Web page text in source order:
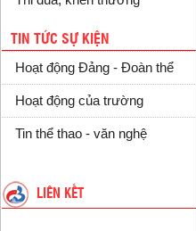
TIN TỨC SỰ KIỆN
Hoạt động Đảng - Đoàn thể
Hoạt động của trường
Tin thể thao - văn nghệ
LIÊN KẾT